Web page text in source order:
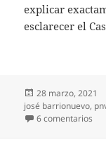
explicar
esclarecer el
Publicado
el
28 marzo, 2021
josé barrionuevo,
6 comentarios